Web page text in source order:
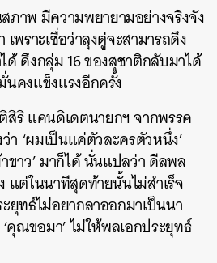
ภาพ มีความพยายามอย่างจริงจัง
พราะเชื่อว่าลุงตู่จะสามารถดึง
ดึงกลุ่ม 16 ของสุชาติกลับมาได้
คงแข็งแรงอีกครั้ง
ริ แคนดิเดตนายกฯ จากพรรค
า ‘ผมเป็นแค่ตัวละครตัวหนึ่ง’
ขาว’ มาก็ได้ นั่นแปลว่า ดีลพล
แต่ในนาทีสุดท้ายนั้นไม่สำเร็จ
ยุทธ์ไม่อยากลาออกมาเป็นนา
คุณขอมา’ ไม่ให้พลเอกประยุทธ์